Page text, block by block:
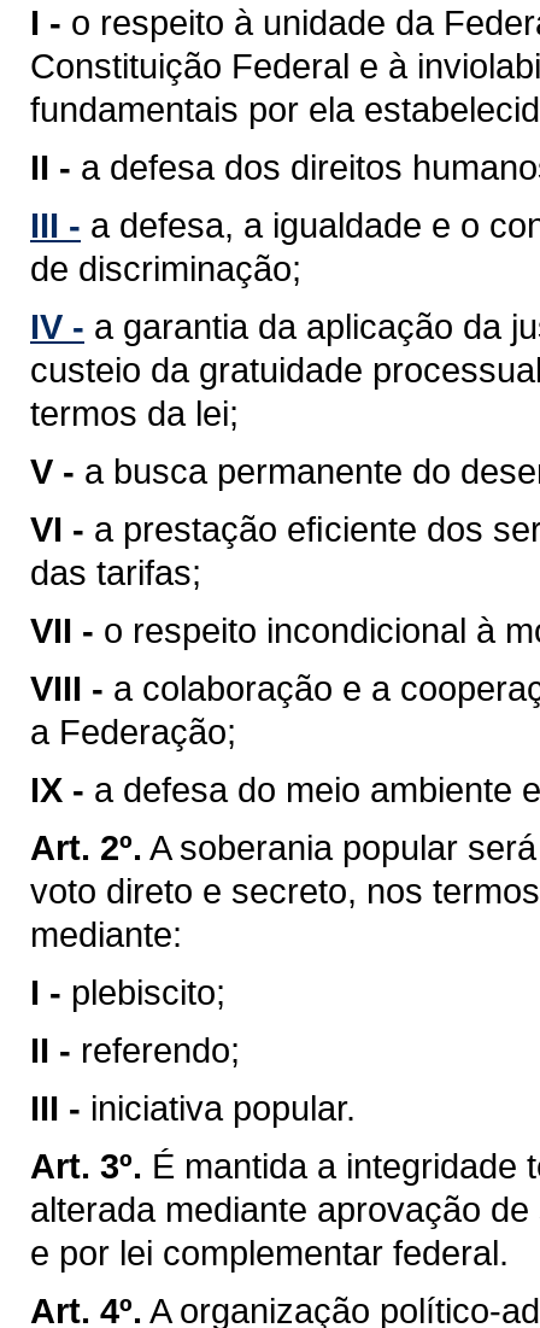
I - o respeito à unidade da
Constituição Federal e à
fundamentais por ela
II - a defesa dos direitos
III - a defesa, a igualdade e o
de discriminação;
IV - a garantia da aplicação da
custeio da gratuidade
termos da lei;
V - a busca permanente do
VI - a prestação eﬁciente dos
das tarifas;
VII - o respeito incondicional à
VIII - a colaboração e a
a Federação;
IX - a defesa do meio ambiente
Art. 2º. A soberania popular
voto direto e secreto, nos
mediante:
I - plebiscito;
II - referendo;
III - iniciativa popular.
Art. 3º. É mantida a integridade
alterada mediante aprovação
e por lei complementar federal.
Art. 4º. A organização político-